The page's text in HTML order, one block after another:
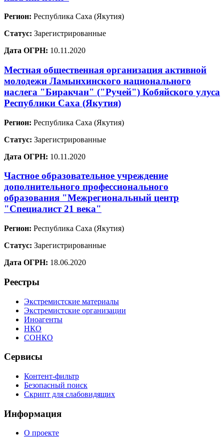
Регион: Республика Саха (Якутия)
Статус: Зарегистрированные
Дата ОГРН: 10.11.2020
Местная общественная организация активной
молодежи Ламынхинского национального
наслега "Биракчан" ("Ручей") Кобяйского улуса
Республики Саха (Якутия)
Регион: Республика Саха (Якутия)
Статус: Зарегистрированные
Дата ОГРН: 10.11.2020
Частное образовательное учреждение
дополнительного профессионального
образования "Межрегиональный центр
"Специалист 21 века"
Регион: Республика Саха (Якутия)
Статус: Зарегистрированные
Дата ОГРН: 18.06.2020
Реестры
Экстремистские материалы
Экстремистские организации
Иноагенты
НКО
СОНКО
Сервисы
Контент-фильтр
Безопасный поиск
Скрипт для слабовидящих
Информация
О проекте